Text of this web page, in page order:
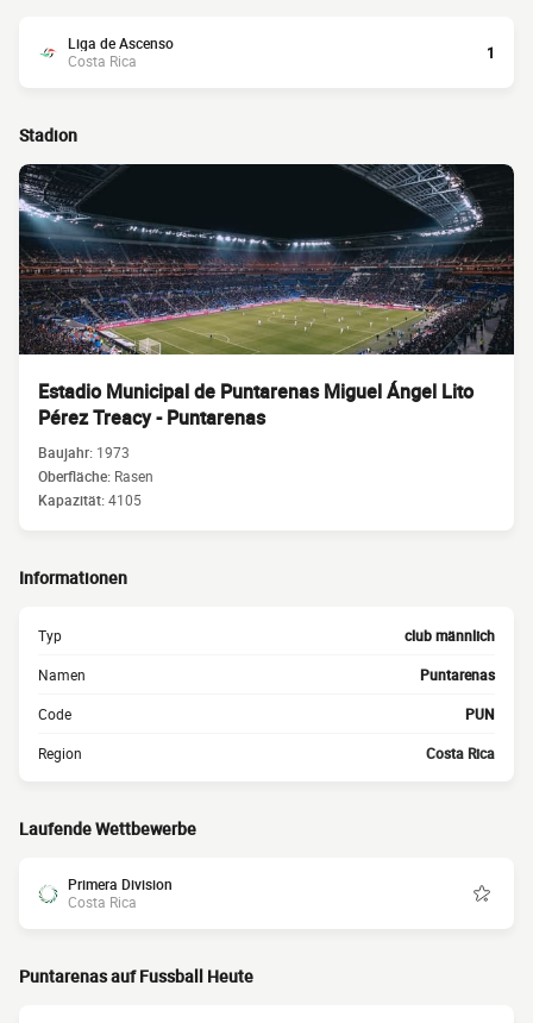
Liga de Ascenso
Costa Rica
1
Stadion
Estadio Municipal de Puntarenas Miguel Ángel Lito
Pérez Treacy - Puntarenas
Baujahr: 1973
Oberfläche: Rasen
Kapazität:4105
Informationen
Typ club männlich
Namen Puntarenas
Code PUN
Region Costa Rica
Laufende Wettbewerbe
Primera Division
Costa Rica
Puntarenas auf Fussball Heute